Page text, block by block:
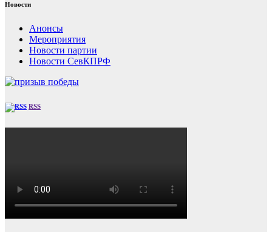
Новости
Анонсы
Мероприятия
Новости партии
Новости СевКПРФ
RSS